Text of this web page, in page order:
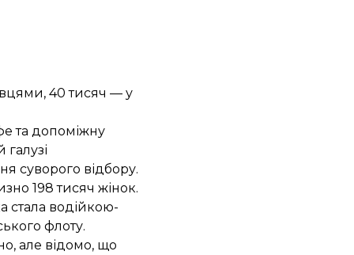
40 тисяч — у
та допоміжну
суворого відбору.
198 тисяч жінок.
стала водійкою-
флоту.
але відомо, що